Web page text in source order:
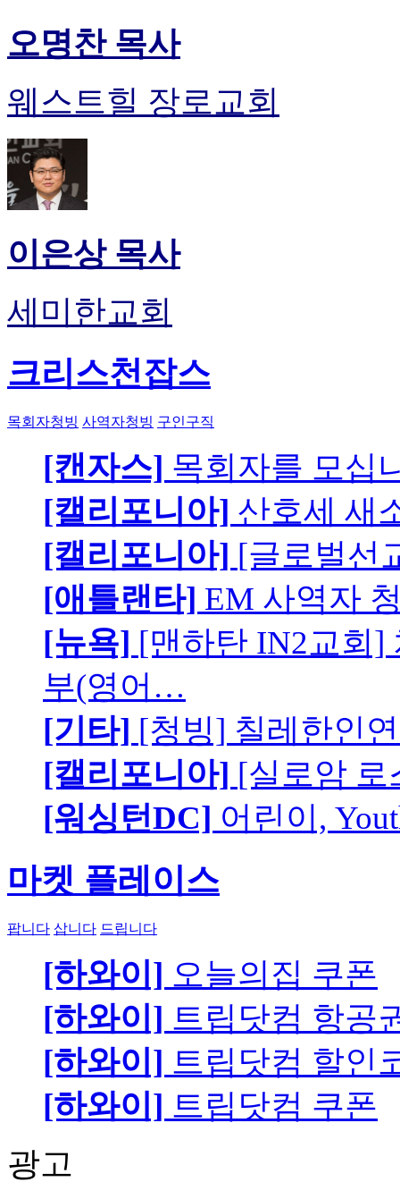
오명찬 목사
웨스트힐 장로교회
이은상 목사
세미한교회
크리스천잡스
목회자청빙 사역자청빙 구인구직
[캔자스] 목회자를 모십
[캘리포니아] 산호세 새
[캘리포니아] [글로벌선
[애틀랜타] EM 사역자
[뉴욕] [맨하탄 IN2교회]
부(영어…
[기타] [청빙] 칠레한인
[캘리포니아] [실로암 로
[워싱턴DC] 어린이,
마켓 플레이스
팝니다 삽니다 드립니다
[하와이] 오늘의집 쿠폰
[하와이] 트립닷컴 항공
[하와이] 트립닷컴 할인
[하와이] 트립닷컴 쿠폰
광고